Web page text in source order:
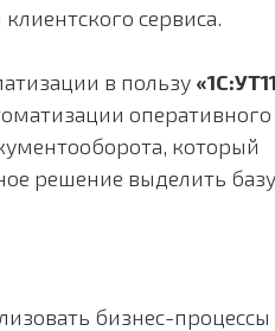
сервиса.
в пользу
оперативного
который
решение выделить
бизнес-процессы